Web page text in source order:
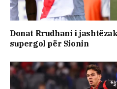
Donat Rrudhani i
supergol për Sionin